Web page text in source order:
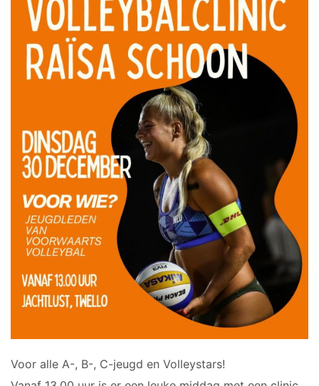
Meisjes B2
Meisjes B3
Meisjes B4
Mix C1
VOLLEYSTARS
Volleystars Level 2
Volleystars Level 3
Volleystars Level 4-1
Volleystars Level 4-2
Volleystars Level 4-3
Volleystars Level 5-1
Volleystars Level 5-2
Volleybalspeeltuin
Voor alle A-, B-, C-jeugd en Volleystars!